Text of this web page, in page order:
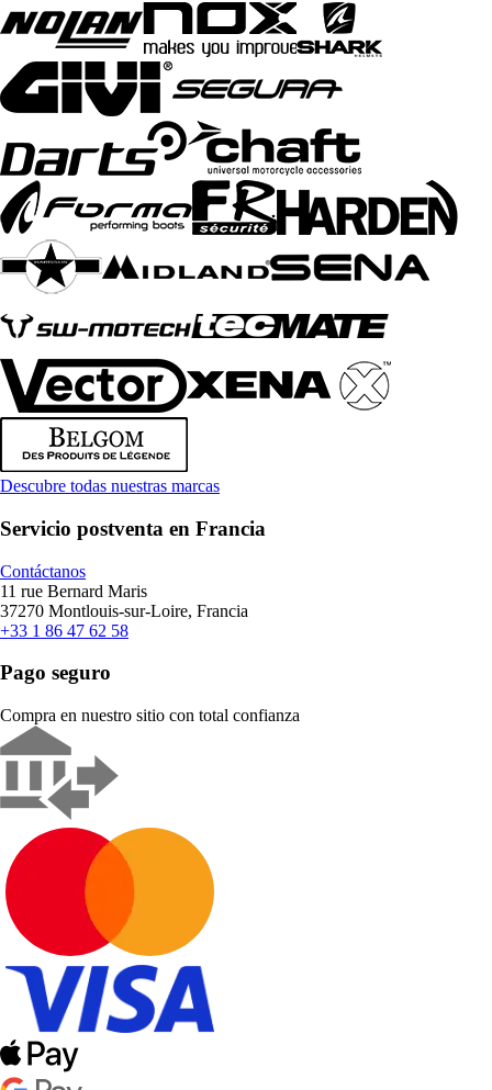
Descubre todas nuestras marcas
Servicio postventa en Francia
Contáctanos
11 rue Bernard Maris
37270 Montlouis-sur-Loire, Francia
+33 1 86 47 62 58
Pago seguro
Compra en nuestro sitio con total confianza